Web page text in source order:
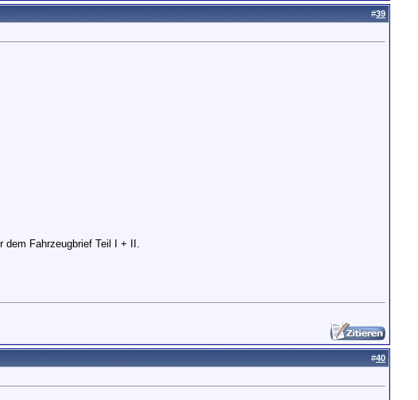
#39
dem Fahrzeugbrief Teil I + II.
#40